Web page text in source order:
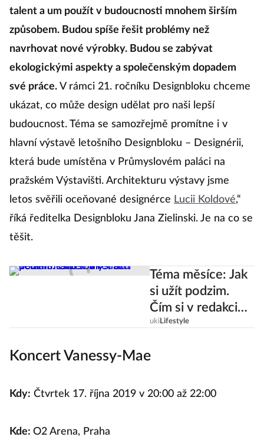
talent a um použít v budoucnosti mnohem širším
způsobem. Budou spíše řešit problémy než
navrhovat nové výrobky. Budou se zabývat
ekologickými aspekty a společenským dopadem
své práce. V rámci 21. ročníku Designbloku chceme
ukázat, co může design udělat pro naši lepší
budoucnost. Téma se samozřejmě promítne i v
hlavní výstavě letošního Designbloku – Designérii,
která bude umístěna v Průmyslovém paláci na
pražském Výstavišti. Architekturu výstavy jsme
letos svěřili oceňované designérce Lucii Koldové,“
říká ředitelka Designbloku Jana Zielinski. Je na co se
těšit.
Téma měsíce: Jak
si užít podzim.
Čím si v redakci
děláme radost
uki Lifestyle
Koncert Vanessy-Mae
Kdy: Čtvrtek 17. října 2019 v 20:00 až 22:00
Kde: O2 Arena, Praha